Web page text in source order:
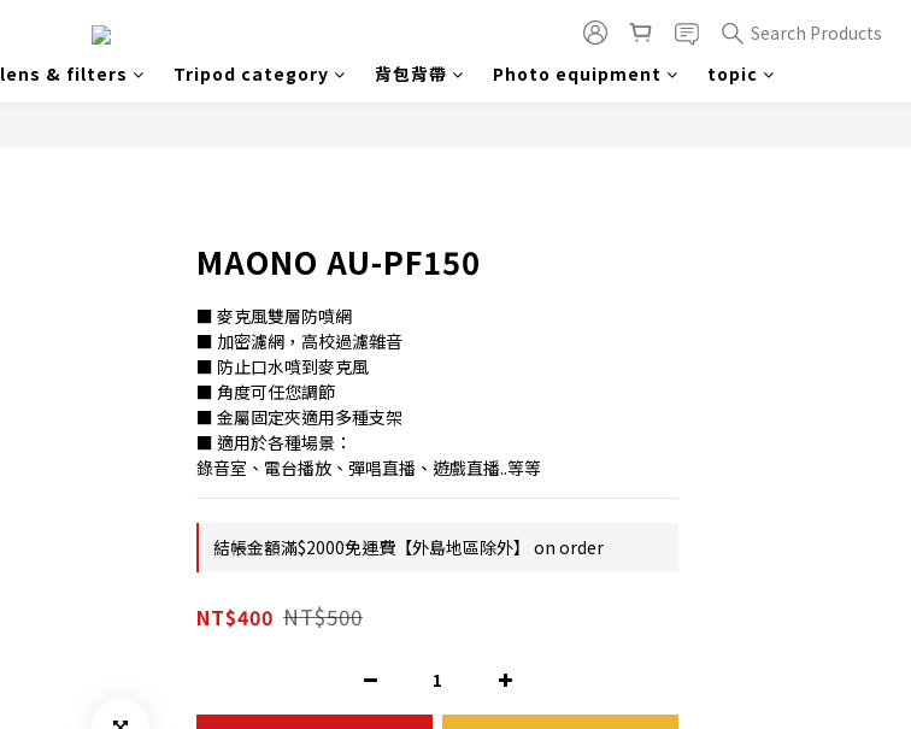
Search Products
lens & filters Tripod category 背包背帶 Photo equipment topic
MAONO AU-PF150
■ 麥克風雙層防噴網
■ 加密濾網，高校過濾雜音
■ 防止口水噴到麥克風
■ 角度可任您調節
■ 金屬固定夾適用多種支架
■ 適用於各種場景：
錄音室、電台播放、彈唱直播、遊戲直播..等等
結帳金額滿$2000免運費【外島地區除外】 on order
NT$400 NT$500